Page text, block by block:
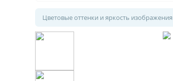
Цветовые оттенки и яркость